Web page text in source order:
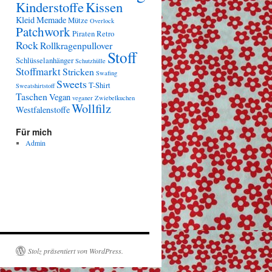
KinderstoffeKissen
KleidMemadeMütze Overlock
PatchworkPiratenRetro
RockRollkragenpullover
Schlüsselanhänger Schutzhülle Stoff
StoffmarktStricken Swafing
Sweatshirtstoff SweetsT-Shirt
Taschen Vegan veganer Zwiebelkuchen
WestfalenstoffeWollfilz
Für mich
Admin
Stolz präsentiert von WordPress.